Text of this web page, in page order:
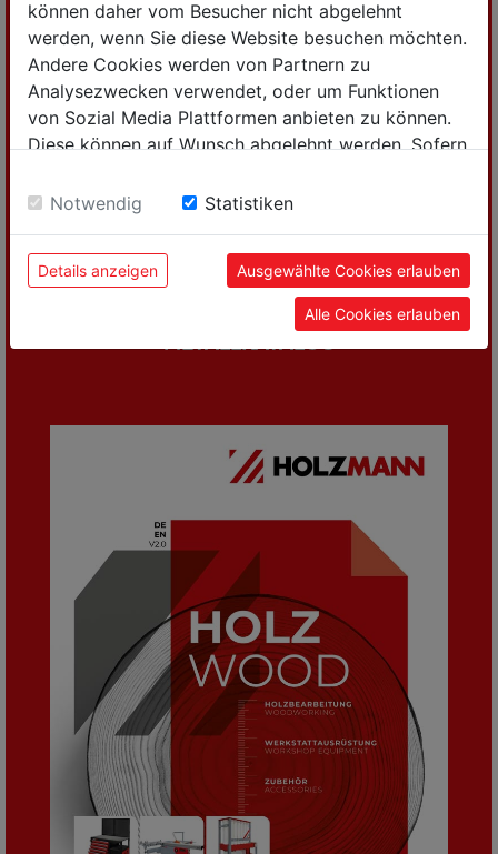
können daher vom Besucher nicht abgelehnt
werden, wenn Sie diese Website besuchen möchten.
Andere Cookies werden von Partnern zu
Analysezwecken verwendet, oder um Funktionen
von Sozial Media Plattformen anbieten zu können.
Diese können auf Wunsch abgelehnt werden. Sofern
Einwilligung zu unseren Cookies.
Notwendig Statistiken
Details anzeigen Ausgewählte Cookies erlauben
Alle Cookies erlauben